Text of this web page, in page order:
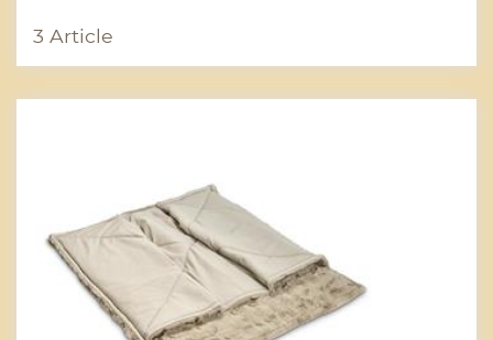
3 Article